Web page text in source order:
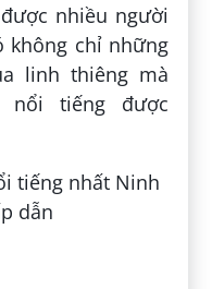
nhiều người
không chỉ những
linh thiêng mà
tiếng được